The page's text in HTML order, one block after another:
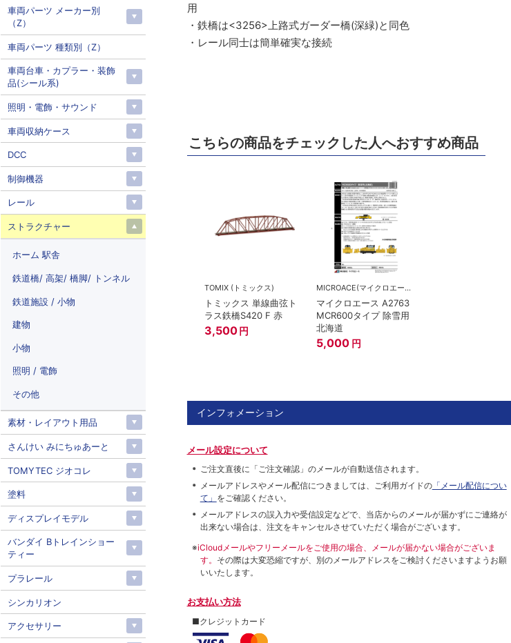
用
・鉄橋は<3256>上路式ガーダー橋(深緑)と同色
・レール同士は簡単確実な接続
こちらの商品をチェックした人へおすすめ商品
TOMIX (トミックス)
トミックス 単線曲弦ト
ラス鉄橋S420 F 赤
3,500 円
MICROACE(マイクロエース)
マイクロエース A2763
MCR600タイプ 除雪用
北海道
5,000 円
インフォメーション
メール設定について
ご注文直後に「ご注文確認」のメールが自動送信されます。
メールアドレスやメール配信につきましては、ご利用ガイドの「メール配信につい
て」 をご確認ください。
メールアドレスの誤入力や受信設定などで、当店からのメールが届かずにご連絡が
出来ない場合は、注文をキャンセルさせていただく場合がございます。
※iCloudメールやフリーメールをご使用の場合、メールが届かない場合がございま
す。 その際は大変恐縮ですが、別のメールアドレスをご検討くださいますようお願
いいたします。
お支払い方法
■クレジットカード
車両パーツ メーカー別
（Z）
車両パーツ 種類別（Z）
車両台車・カプラー・装飾
品(シール系)
照明・電飾・サウンド
車両収納ケース
DCC
制御機器
レール
ストラクチャー
ホーム 駅舎
鉄道橋/ 高架/ 橋脚/ トンネル
鉄道施設 / 小物
建物
小物
照明 / 電飾
その他
素材・レイアウト用品
さんけい みにちゅあーと
TOMYTEC ジオコレ
塗料
ディスプレイモデル
バンダイ Bトレインショー
ティー
プラレール
シンカリオン
アクセサリー